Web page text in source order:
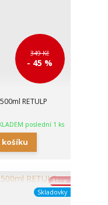
349 Kč
- 45 %
RETULP
poslední 1 ks
košíku
Akce
Skladovky